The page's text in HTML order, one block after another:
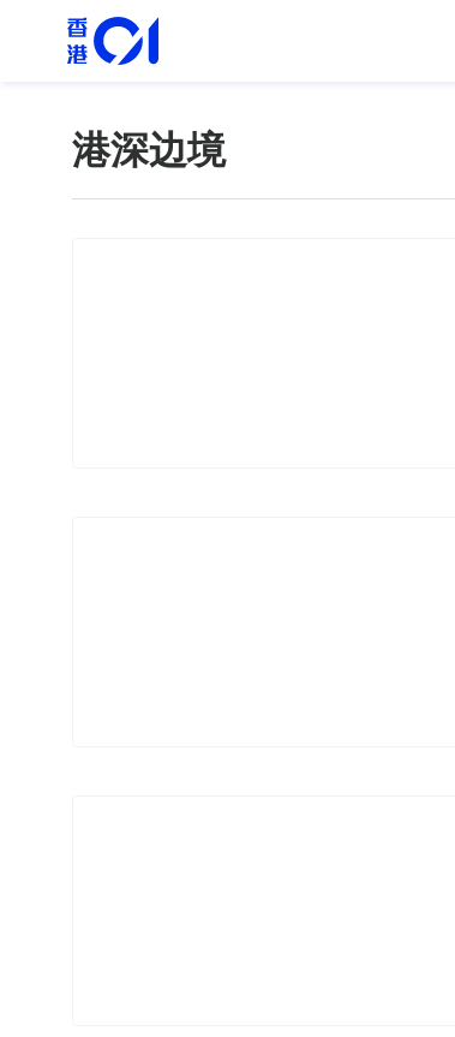
港深边境